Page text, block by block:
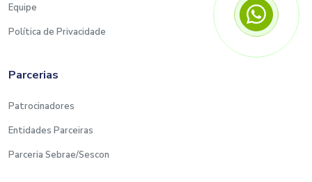
Equipe
Política de Privacidade
Parcerias
Patrocinadores
Entidades Parceiras
Parceria Sebrae/Sescon